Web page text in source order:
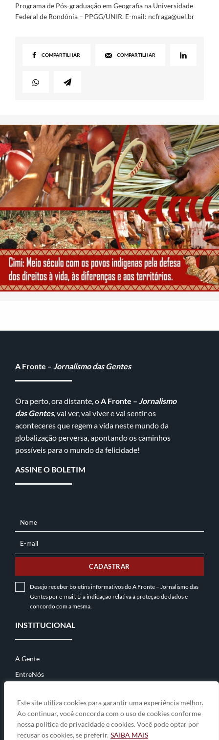
Este site utiliza cookies para garantir uma experiência melhor.
Ao continuar, você concorda com o uso de cookies conforme
nossa política de privacidade e cookies. Você pode optar por
recusar os cookies, se preferir. SAIBA MAIS
Programa de Pós-graduação em Geografia na Universidade
Federal de Rondónia – PPGG/UNIR. E-mail: ncfraga@uel,br
COMPARTILHAR COMPARTILHAR
A Fronte – Jornalismo das Gentes
Ora perto, ora distante, oA Fronte – Jornalismo
das Gentes, vai ver, vai viver e vai sentir os
aconteceres que regem a vida neste mundo da
globalização perversa, apontando os caminhos
possíveis para o mundo da felicidade!
ASSINE O BOLETIM
NOME
Nome
MAIL
E-mail
CADASTRAR
Desejo receber boletins informativos do A Fronte – Jornalismo das
Gentes por e-mail. Li a indicação relativa àproteção de dadose
concordo com a mesma.
INSTITUCIONAL
A Gente
EntreNós
© 2026 A Fronte • jornalismo das gentes • ByZwei Arts